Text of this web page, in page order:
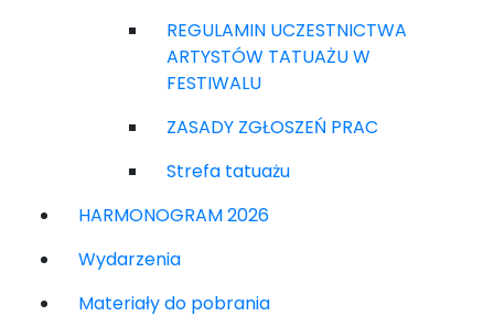
REGULAMIN UCZESTNICTWA
ARTYSTÓW TATUAŻU W
FESTIWALU
ZASADY ZGŁOSZEŃ PRAC
Strefa tatuażu
HARMONOGRAM 2026
Wydarzenia
Materiały do pobrania